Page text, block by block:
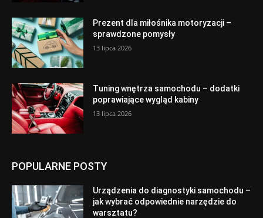
Prezent dla miłośnika motoryzacji –
sprawdzone pomysły
13 lipca 2026
Tuning wnętrza samochodu – dodatki
poprawiające wygląd kabiny
13 lipca 2026
POPULARNE POSTY
Urządzenia do diagnostyki samochodu –
jak wybrać odpowiednie narzędzie do
warsztatu?